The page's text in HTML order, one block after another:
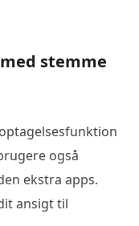
stemme
også
ekstra apps.
ansigt til